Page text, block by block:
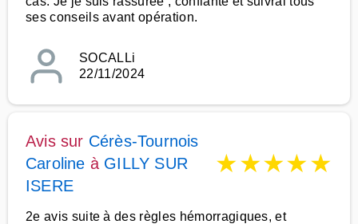
ses conseils avant opération.
SOCALLi
22/11/2024
Avis sur Cérès-Tournois
Caroline à GILLY SUR
ISERE
★★★★★
2e avis suite à des règles hémorragiques, et